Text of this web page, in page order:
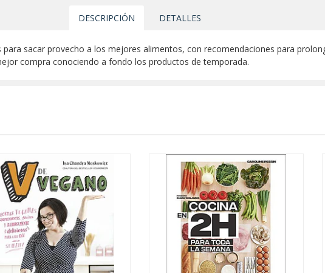
DESCRIPCIÓN DETALLES
sacar provecho a los mejores alimentos, con recomendaciones para
compra conociendo a fondo los productos de temporada.